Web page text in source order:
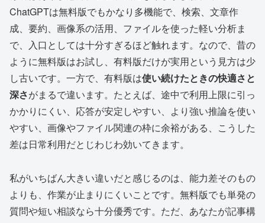
ChatGPTは無料版でもかなり多機能で、検索、文章作
成、要約、画像系の活用、ファイルを使った軽い分析ま
で、入口としては十分すぎるほど触れます。なので、昔の
ように無料版はお試し、有料版だけが実用という見方は少
し古いです。一方で、有料版は使い続けたときの快適さと
深さがまるで違います。たとえば、途中で利用上限に引っ
かかりにくい、応答が安定しやすい、より強い推論を使い
やすい、画像やファイル関連の枠に余裕がある、こうした
差は日常利用だとじわじわ効いてきます。
私がいちばん大きい違いだと感じるのは、能力差そのもの
よりも、作業が止まりにくいことです。無料版でも単発の
質問や短い相談なら十分優秀です。ただ、あなたが記事構